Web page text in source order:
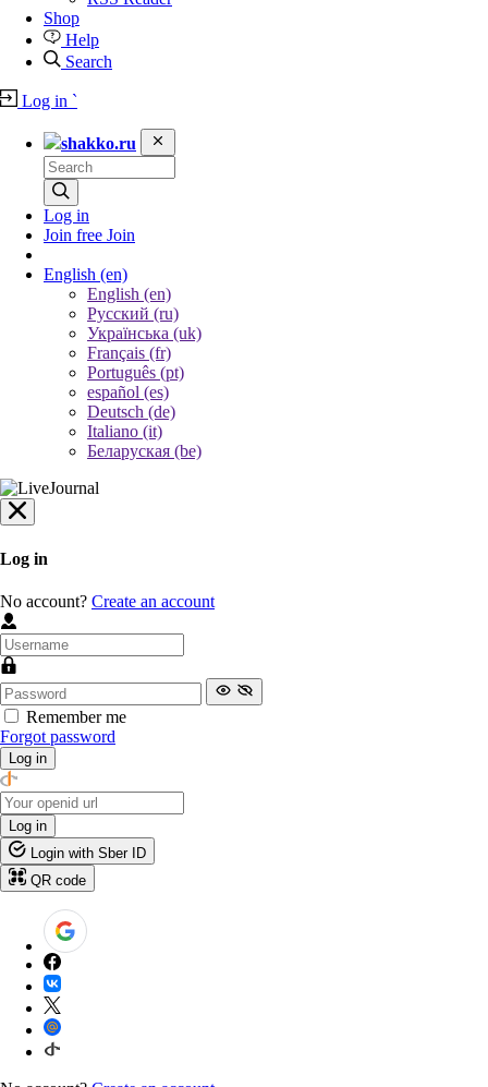
Shop
Help
Search
Log in `
shakko.ru
Log in
Join free Join
English (en)
English (en)
Русский (ru)
Українська (uk)
Français (fr)
Português (pt)
español (es)
Deutsch (de)
Italiano (it)
Беларуская (be)
Log in
No account? Create an account
Remember me
Forgot password
Log in
Log in
Login with Sber ID
QR code